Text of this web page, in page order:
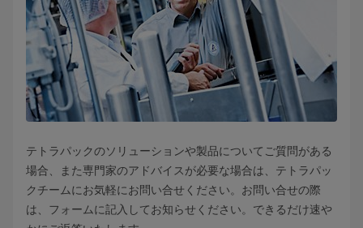
テトラパックのソリューションや製品についてご質問がある
場合、また専門家のアドバイスが必要な場合は、テトラパッ
クチームにお気軽にお問い合せください。お問い合せの際
は、フォームに記入してお知らせください。できるだけ速や